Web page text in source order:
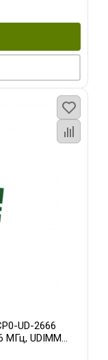
UD-2666
МГц, UDIMM